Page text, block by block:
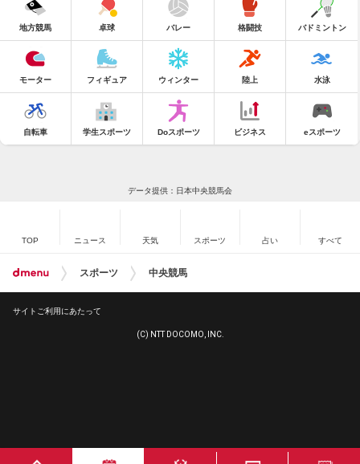
地方競馬 卓球 バレー 格闘技 バドミントン
モーター フィギュア ウィンター 陸上 水泳
自転車 学生スポーツ Doスポーツ ビジネス eスポーツ
データ提供：日本中央競馬会
TOP ニュース 天気 スポーツ 占い すべて
スポーツ 中央競馬
サイトご利用にあたって
(C) NTT DOCOMO, INC.